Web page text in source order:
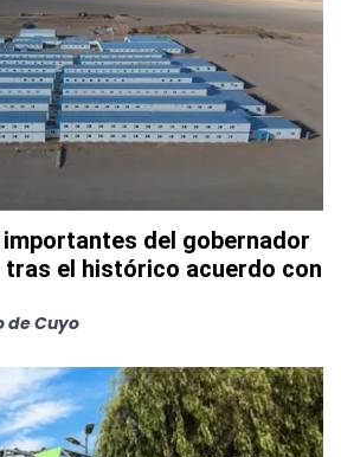
del gobernador
tras el histórico acuerdo con
de Cuyo